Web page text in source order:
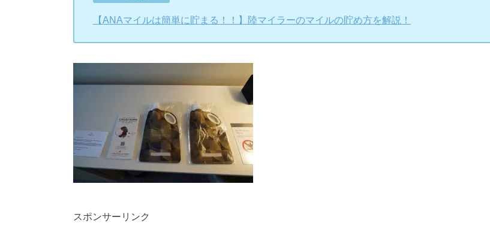
【ANAマイルは簡単に貯まる！！】陸マイラーのマイルの貯め方を解説！
スポンサーリンク